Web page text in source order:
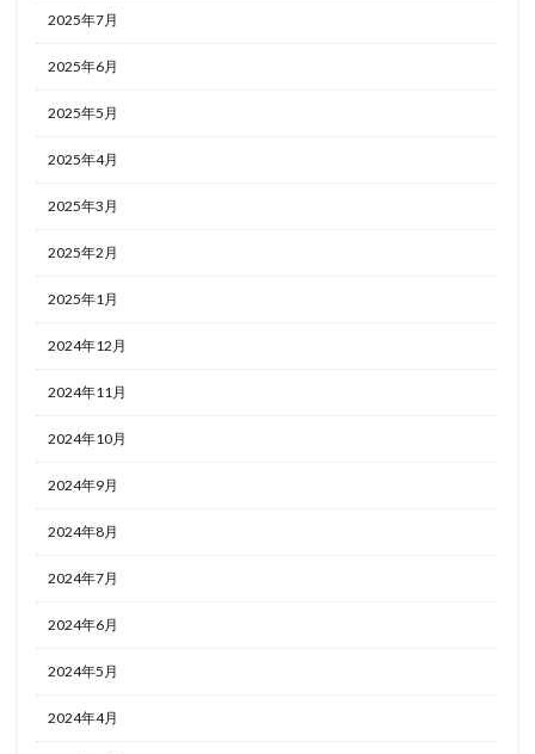
2025年7月
2025年6月
2025年5月
2025年4月
2025年3月
2025年2月
2025年1月
2024年12月
2024年11月
2024年10月
2024年9月
2024年8月
2024年7月
2024年6月
2024年5月
2024年4月